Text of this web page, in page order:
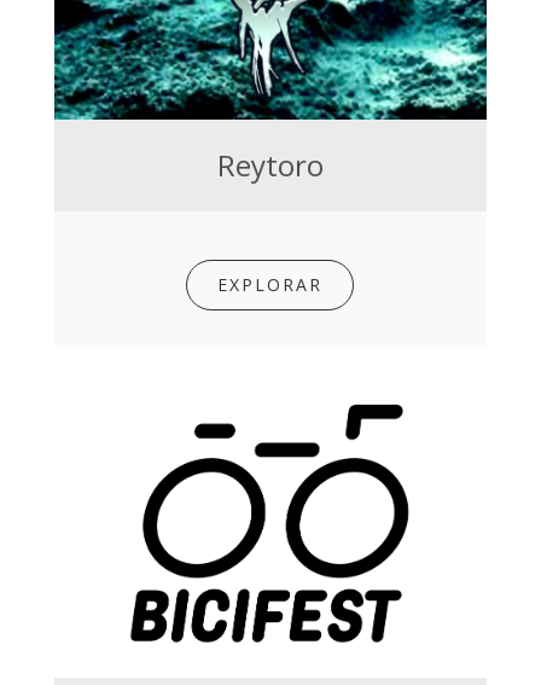
Reytoro
EXPLORAR